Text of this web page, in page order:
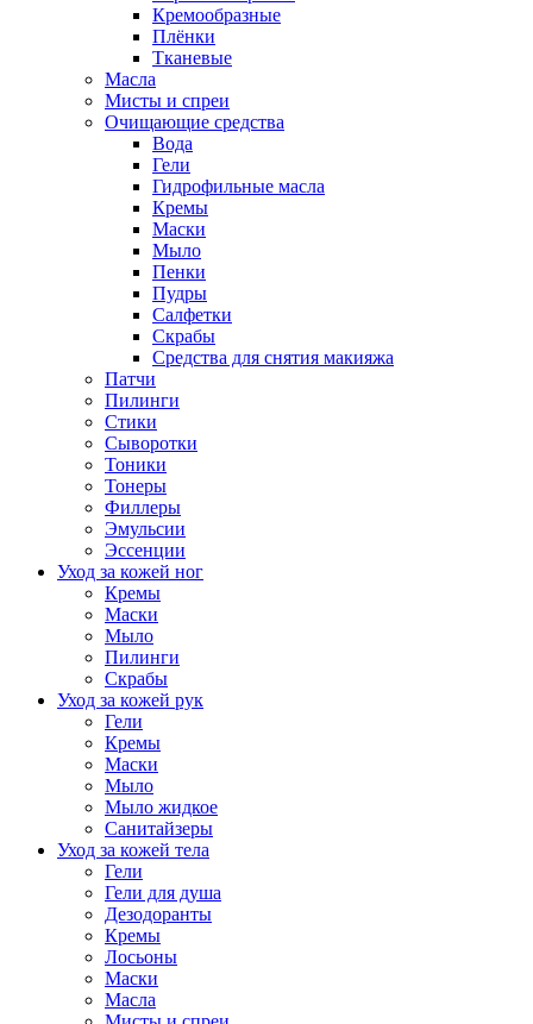
Кремообразные
Плёнки
Тканевые
Масла
Мисты и спреи
Очищающие средства
Вода
Гели
Гидрофильные масла
Кремы
Маски
Мыло
Пенки
Пудры
Салфетки
Скрабы
Средства для снятия макияжа
Патчи
Пилинги
Стики
Сыворотки
Тоники
Тонеры
Филлеры
Эмульсии
Эссенции
Уход за кожей ног
Кремы
Маски
Мыло
Пилинги
Скрабы
Уход за кожей рук
Гели
Кремы
Маски
Мыло
Мыло жидкое
Санитайзеры
Уход за кожей тела
Гели
Гели для душа
Дезодоранты
Кремы
Лосьоны
Маски
Масла